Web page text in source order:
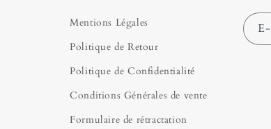
Mentions Légales
Politique de Retour
Politique de Confidentialité
Conditions Générales de vente
Formulaire de rétractation